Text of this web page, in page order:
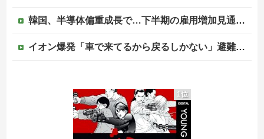
韓国、半導体偏重成長で…下半期の雇用増加見通しは20万人→10万人に半減
イオン爆発「車で来てるから戻るしかない」避難後に館内へ…現場の実態が判明
韓国メディア「韓国人は1000万人も日本に旅行に行ってあげるのに、どうして日本人は韓国に来ないのか」自国に魅力がないのを棚に上げて日本を分析
【ニュース】 高市政権の消費税減税に反対している９人の自民党議員が全て判明！！！！ やっぱりコイツラかｗｗｗｗｗ
1位